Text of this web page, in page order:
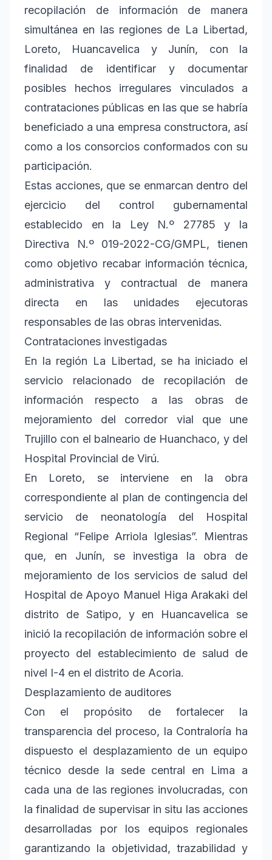
recopilación de información de manera
simultánea en las regiones de La Libertad,
Loreto, Huancavelica y Junín, con la
finalidad de identificar y documentar
posibles hechos irregulares vinculados a
contrataciones públicas en las que se habría
beneficiado a una empresa constructora, así
como a los consorcios conformados con su
participación.
Estas acciones, que se enmarcan dentro del
ejercicio del control gubernamental
establecido en la Ley N.º 27785 y la
Directiva N.º 019-2022-CG/GMPL, tienen
como objetivo recabar información técnica,
administrativa y contractual de manera
directa en las unidades ejecutoras
responsables de las obras intervenidas.
Contrataciones investigadas
En la región La Libertad, se ha iniciado el
servicio relacionado de recopilación de
información respecto a las obras de
mejoramiento del corredor vial que une
Trujillo con el balneario de Huanchaco, y del
Hospital Provincial de Virú.
En Loreto, se interviene en la obra
correspondiente al plan de contingencia del
servicio de neonatología del Hospital
Regional “Felipe Arriola Iglesias”. Mientras
que, en Junín, se investiga la obra de
mejoramiento de los servicios de salud del
Hospital de Apoyo Manuel Higa Arakaki del
distrito de Satipo, y en Huancavelica se
inició la recopilación de información sobre el
proyecto del establecimiento de salud de
nivel I-4 en el distrito de Acoria.
Desplazamiento de auditores
Con el propósito de fortalecer la
transparencia del proceso, la Contraloría ha
dispuesto el desplazamiento de un equipo
técnico desde la sede central en Lima a
cada una de las regiones involucradas, con
la finalidad de supervisar in situ las acciones
desarrolladas por los equipos regionales
garantizando la objetividad, trazabilidad y